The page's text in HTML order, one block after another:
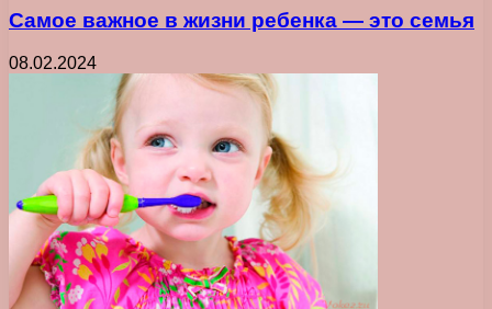
Самое важное в жизни ребенка ― это семья
08.02.2024